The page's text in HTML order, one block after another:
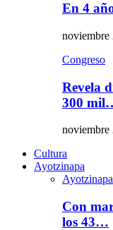
En 4
noviembre
Congreso
Revela
300
noviembre
Cultura
Ayotzinapa
Ayotzinapa
Con
los 43…